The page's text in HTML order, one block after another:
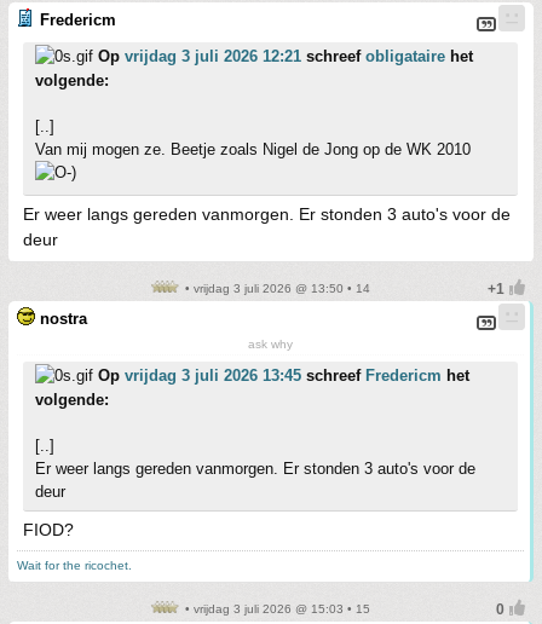
Fredericm
Op vrijdag 3 juli 2026 12:21 schreef obligataire het
volgende:
[..]
Van mij mogen ze. Beetje zoals Nigel de Jong op de WK 2010
Er weer langs gereden vanmorgen. Er stonden 3 auto's voor de
deur
• vrijdag 3 juli 2026 @ 13:50 • 14
nostra
ask why
Op vrijdag 3 juli 2026 13:45 schreef Fredericm het
volgende:
[..]
Er weer langs gereden vanmorgen. Er stonden 3 auto's voor de
deur
FIOD?
Wait for the ricochet.
• vrijdag 3 juli 2026 @ 15:03 • 15